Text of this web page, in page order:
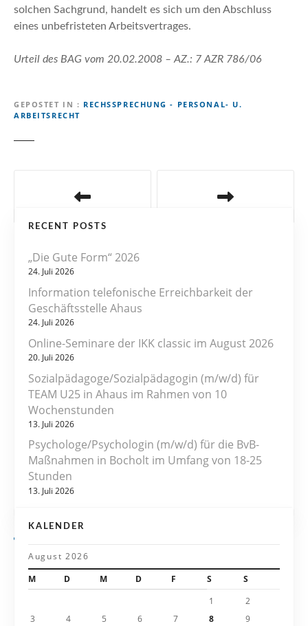
solchen Sachgrund, handelt es sich um den Abschluss
eines unbefristeten Arbeitsvertrages.
Urteil des BAG vom 20.02.2008 – AZ.: 7 AZR 786/06
GEPOSTET IN
RECHSSPRECHUNG - PERSONAL- U.
ARBEITSRECHT
a
RECENT POSTS
„Die Gute Form“ 2026
24. Juli 2026
Information telefonische Erreichbarkeit der
Geschäftsstelle Ahaus
24. Juli 2026
Online-Seminare der IKK classic im August 2026
20. Juli 2026
Sozialpädagoge/Sozialpädagogin (m/w/d) für
TEAM U25 in Ahaus im Rahmen von 10
Wochenstunden
13. Juli 2026
Psychologe/Psychologin (m/w/d) für die BvB-
Maßnahmen in Bocholt im Umfang von 18-25
Stunden
13. Juli 2026
KALENDER
August 2026
M
D M D F S
S
1
2
3
4 5 6 7 8
9